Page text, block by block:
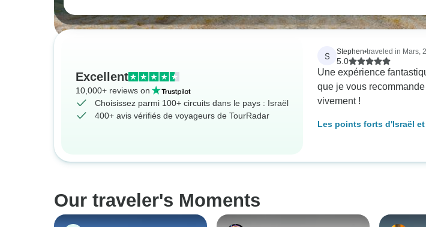
Excellent
10,000+ reviews on
Choisissez parmi 100+ circuits dans le pays : Israël
400+ avis vérifiés de voyageurs de TourRadar
S Stephen•traveled in Mars,
5.0
Une expérience
que je vous recommande
vivement !
Les points forts d'Israël
Our traveler's Moments